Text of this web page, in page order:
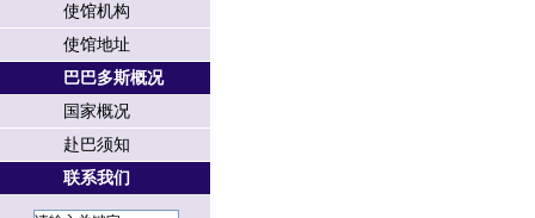
使馆机构
使馆地址
巴巴多斯概况
国家概况
赴巴须知
联系我们